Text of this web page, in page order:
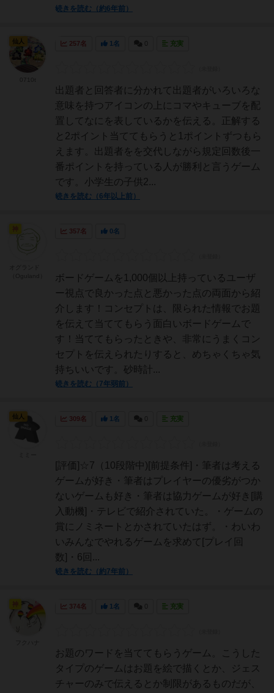
続きを読む（約6年前）
257名 1名 充実
出題者と回答者に分かれて出題者がいろいろな
意味を持つアイコンの上にコマやキューブを配
置してなにを表しているかを伝える。正解する
と2ポイント当ててもらうと1ポイントずつもら
えます。出題者をを交代しながら規定回数後一
番ポイントを持っている人が勝利と言うゲーム
です。小学生の子供2...
続きを読む（6年以上前）
仙人
357名 0名
ボードゲームを1,000個以上持っているユーザ
ー視点で良かった点と悪かった点の両面から紹
介します！コンセプトは、限られた情報でお題
を伝えて当ててもらう面白いボードゲームで
す！当ててもらったときや、非常にうまくコン
セプトを伝えられたりすると、めちゃくちゃ気
持ちいいです。砂時計...
続きを読む（7年弱前）
309名 1名 充実
[評価]☆7（10段階中)[前提条件]・筆者は考える
ゲームが好き・筆者はプレイヤーの優劣がつか
ないゲームも好き・筆者は協力ゲームが好き[購
入動機]・テレビで紹介されていた。・ゲームの
賞にノミネートとかされていたはず。・わいわ
いみんなでやれるゲームを求めて[プレイ回
数]・6回...
続きを読む（約7年前）
仙人
374名 1名 充実
お題のワードを当ててもらうゲーム。こうした
タイプのゲームはお題を絵で描くとか、ジェス
チャーのみで伝えるとか制限があるものだが、